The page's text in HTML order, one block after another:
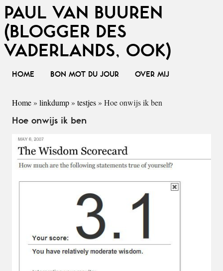
PAUL VAN BUUREN
(BLOGGER DES
VADERLANDS, OOK)
HOME BON MOT DU JOUR OVER MIJ
Home » linkdump » testjes » Hoe onwijs ik ben
Hoe onwijs ik ben